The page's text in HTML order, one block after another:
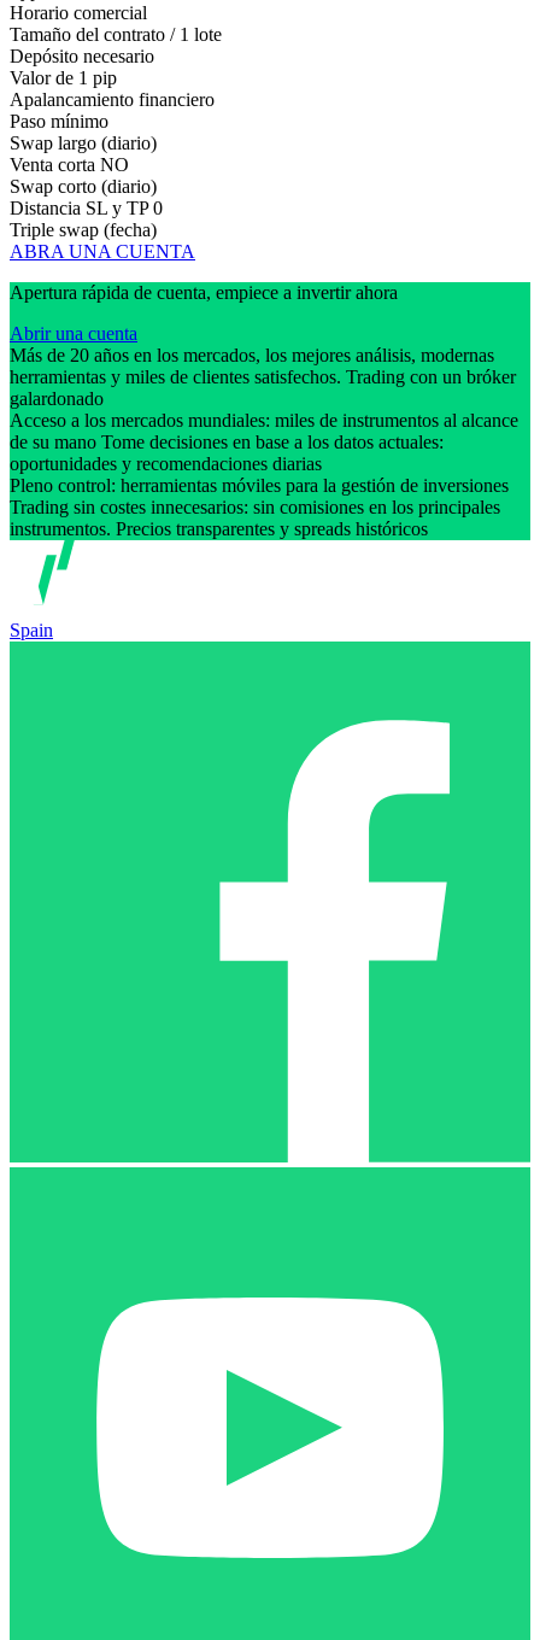
Horario comercial
Tamaño del contrato / 1 lote
Depósito necesario
Valor de 1 pip
Apalancamiento financiero
Paso mínimo
Swap largo (diario)
Venta corta NO
Swap corto (diario)
Distancia SL y TP 0
Triple swap (fecha)
ABRA UNA CUENTA
Apertura rápida de cuenta, empiece a invertir ahora
Abrir una cuenta
Más de 20 años en los mercados, los mejores análisis, modernas
herramientas y miles de clientes satisfechos. Trading con un bróker
galardonado
Acceso a los mercados mundiales: miles de instrumentos al alcance
de su mano Tome decisiones en base a los datos actuales:
oportunidades y recomendaciones diarias
Pleno control: herramientas móviles para la gestión de inversiones
Trading sin costes innecesarios: sin comisiones en los principales
instrumentos. Precios transparentes y spreads históricos
Spain